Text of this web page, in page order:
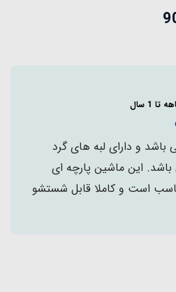
و دارای لبه های گرد
این ماشین پارچه ای
بازی کودکان 3 ماه به بالا مناسب است و کاملا قابل شستشو